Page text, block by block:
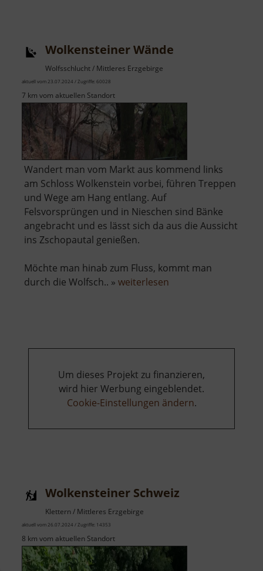
Wolkensteiner Wände
Wolfsschlucht / Mittleres Erzgebirge
aktuell vom 23.07.2024 / Zugriffe: 60028
7 km vom aktuellen Standort
Wandert man vom Markt aus kommend links
am Schloss Wolkenstein vorbei, führen Treppen
und Wege am Hang entlang. Auf
Felsvorsprüngen und in Nieschen sind Bänke
angebracht und es lässt sich da aus die Aussicht
ins Zschopautal genießen.
Möchte man hinab zum Fluss, kommt man
durch die Wolfsch.. » weiterlesen
Um dieses Projekt zu finanzieren,
wird hier Werbung eingeblendet.
Cookie-Einstellungen ändern.
Wolkensteiner Schweiz
Klettern / Mittleres Erzgebirge
aktuell vom 26.07.2024 / Zugriffe: 14353
8 km vom aktuellen Standort